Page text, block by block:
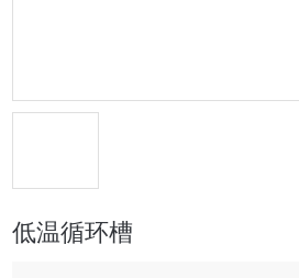
低温循环槽